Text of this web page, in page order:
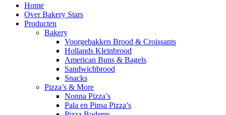
Home
Over Bakery Stars
Producten
Bakery
Voorgebakken Brood & Croissants
Hollands Kleinbrood
American Buns & Bagels
Sandwichbrood
Snacks
Pizza’s & More
Nonna Pizza’s
Pala en Pinsa Pizza’s